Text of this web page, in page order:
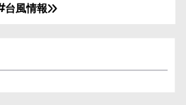
風情報